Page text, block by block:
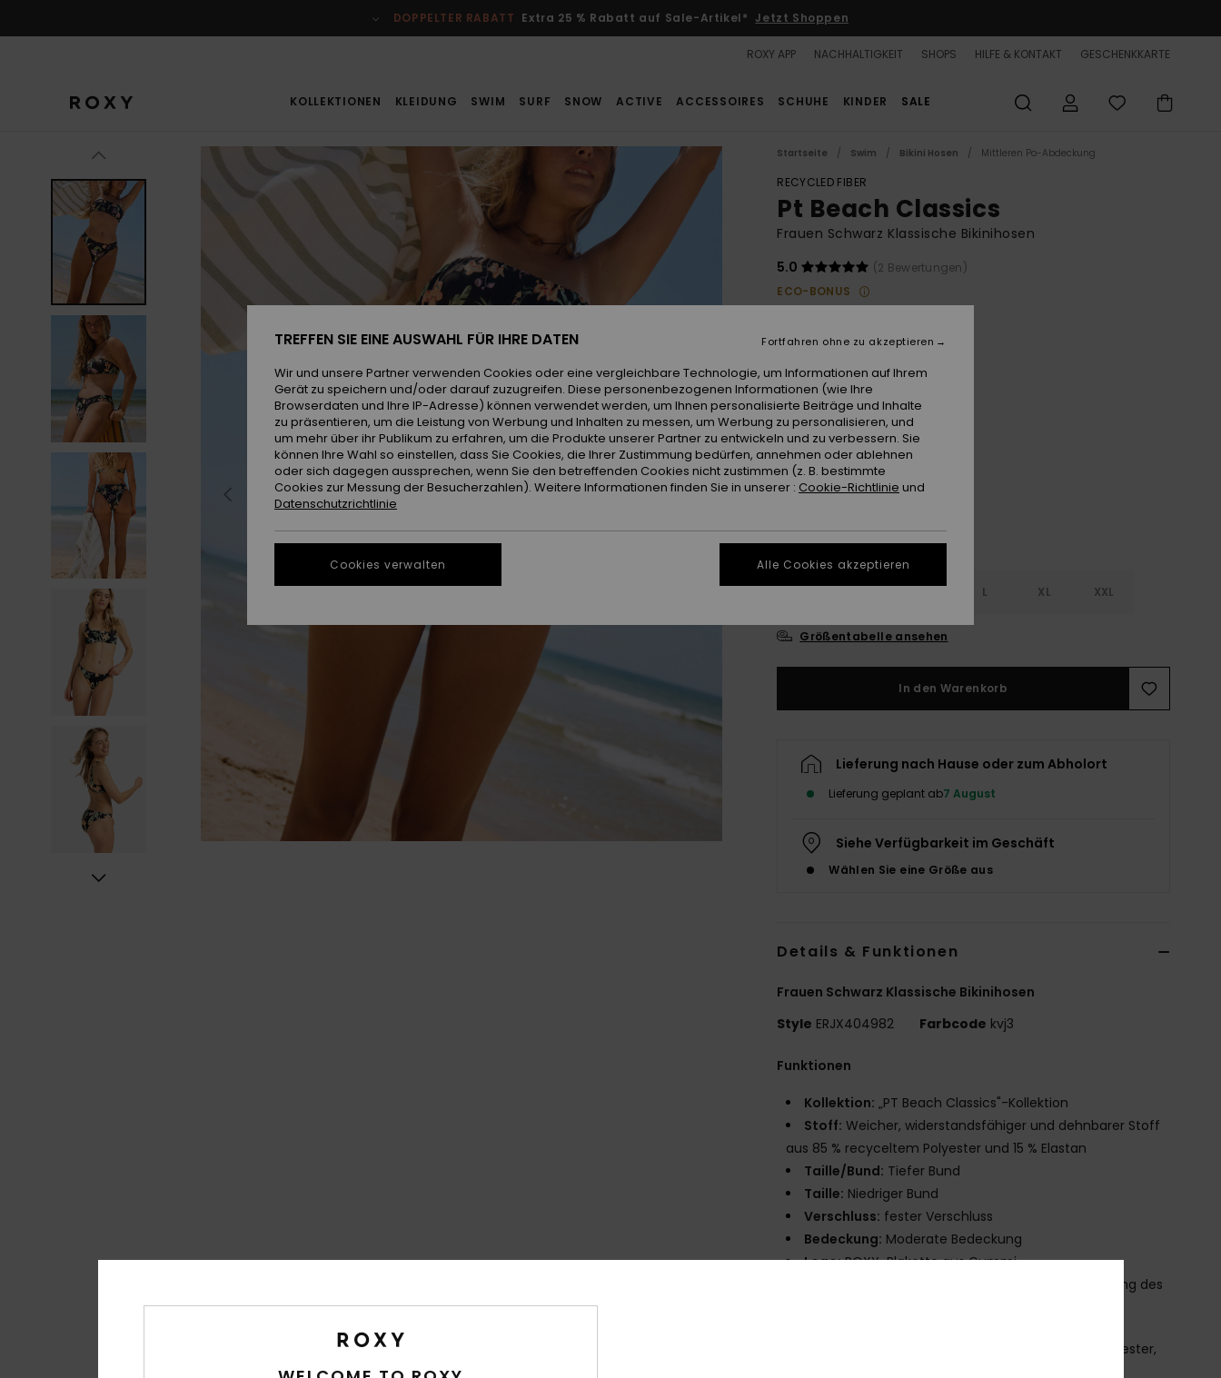
DOPPELTER RABATT Extra 25 % Rabatt auf Sale-Artikel* Jetzt Shoppen
ROXY APP NACHHALTIGKEIT SHOPS HILFE & KONTAKT GESCHENKKARTE
KOLLEKTIONEN KLEIDUNG SWIM SURF SNOW ACTIVE ACCESSOIRES SCHUHE KINDER SALE
Startseite Swim Bikini Hosen Mittleren Po-Abdeckung
RECYCLED FIBER
Pt Beach Classics
Frauen Schwarz Klassische Bikinihosen
5.0
(2 Bewertungen)
ECO-BONUS
12,37 €
SALE
DOPPELTER RABATT 25% EXTRA
FarbeAnthracite Island Escape
L XL XXL
Größentabelle ansehen
In den Warenkorb
Lieferung nach Hause oder zum Abholort
Lieferung geplant ab7 August
Siehe Verfügbarkeit im Geschäft
Wählen Sie eine Größe aus
Details & Funktionen
Frauen Schwarz Klassische Bikinihosen
Style ERJX404982 Farbcode kvj3
Funktionen
Kollektion: „PT Beach Classics"-Kollektion
Stoff: Weicher, widerstandsfähiger und dehnbarer Stoff
aus 85 % recyceltem Polyester und 15 % Elastan
Taille/Bund: Tiefer Bund
Taille: Niedriger Bund
Verschluss: fester Verschluss
Bedeckung: Moderate Bedeckung
Logo:ROXY-Plakette aus Gummi
Das Aussehen des Produkts kann je nach Platzierung des
[Hauptstoff] 85 % recyceltes Polyester,
TREFFEN SIE EINE AUSWAHL FÜR IHRE DATEN
Wir und unsere Partner verwenden Cookies oder eine vergleichbare Technologie, um Informationen auf Ihrem
Gerät zu speichern und/oder darauf zuzugreifen. Diese personenbezogenen Informationen (wie Ihre
Browserdaten und Ihre IP-Adresse) können verwendet werden, um Ihnen personalisierte Beiträge und Inhalte
zu präsentieren, um die Leistung von Werbung und Inhalten zu messen, um Werbung zu personalisieren, und
um mehr über ihr Publikum zu erfahren, um die Produkte unserer Partner zu entwickeln und zu verbessern. Sie
können Ihre Wahl so einstellen, dass Sie Cookies, die Ihrer Zustimmung bedürfen, annehmen oder ablehnen
oder sich dagegen aussprechen, wenn Sie den betreffenden Cookies nicht zustimmen (z. B. bestimmte
Cookies zur Messung der Besucherzahlen). Weitere Informationen finden Sie in unserer : Cookie-Richtlinie und
Datenschutzrichtlinie
Cookies verwalten
Fortfahren ohne zu akzeptieren
Alle Cookies akzeptieren